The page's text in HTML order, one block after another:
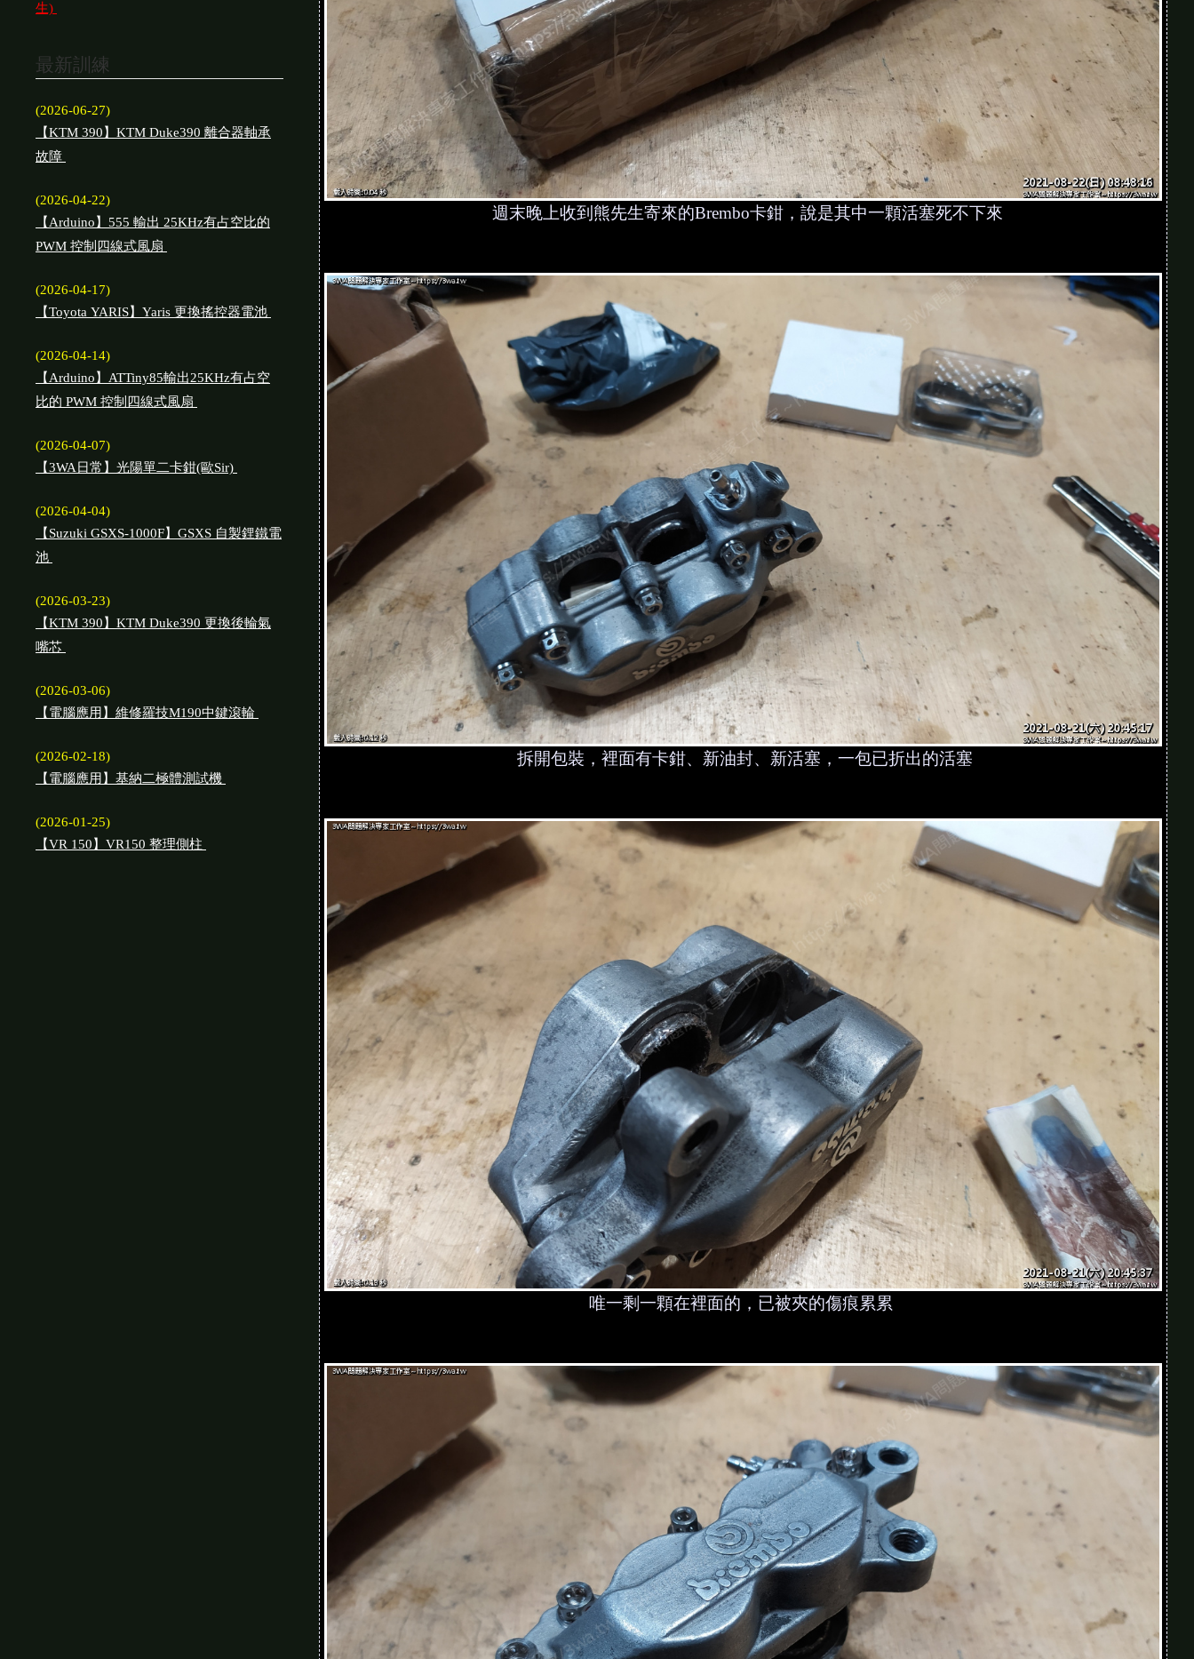
週末晚上收到熊先生寄來的Brembo卡鉗，說是其中一顆活塞死不下來
拆開包裝，裡面有卡鉗、新油封、新活塞，一包已折出的活塞
唯一剩一顆在裡面的，已被夾的傷痕累累
生)
最新訓練
(2026-06-27)
【KTM 390】KTM Duke390 離合器軸承
故障
(2026-04-22)
【Arduino】555 輸出 25KHz有占空比的
PWM 控制四線式風扇
(2026-04-17)
【Toyota YARIS】Yaris 更換搖控器電池
(2026-04-14)
【Arduino】ATTiny85輸出25KHz有占空
比的 PWM 控制四線式風扇
(2026-04-07)
【3WA日常】光陽單二卡鉗(歐Sir)
(2026-04-04)
【Suzuki GSXS-1000F】GSXS 自製鋰鐵電
池
(2026-03-23)
【KTM 390】KTM Duke390 更換後輪氣
嘴芯
(2026-03-06)
【電腦應用】維修羅技M190中鍵滾輪
(2026-02-18)
【電腦應用】基納二極體測試機
(2026-01-25)
【VR 150】VR150 整理側柱